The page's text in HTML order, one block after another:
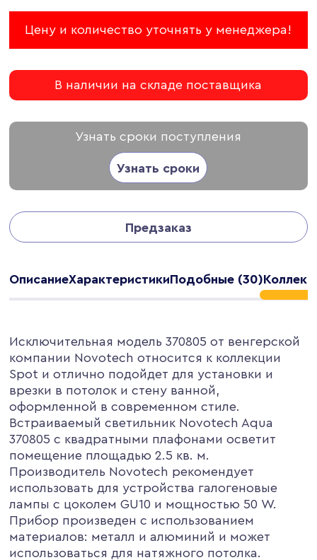
Цену и количество уточнять у менеджера!
В наличии на складе поставщика
Узнать сроки поступления
Узнать сроки
Предзаказ
ОписаниеХарактеристикиПодобные (30)
Исключительная модель 370805 от венгерской
компании Novotech относится к коллекции
Spot и отлично подойдет для установки и
врезки в потолок и стену ванной,
оформленной в современном стиле.
Встраиваемый светильник Novotech Aqua
370805 с квадратными плафонами осветит
помещение площадью 2.5 кв. м.
Производитель Novotech рекомендует
использовать для устройства галогеновые
лампы с цоколем GU10 и мощностью 50 W.
Прибор произведен с использованием
материалов: металл и алюминий и может
использоваться для натяжного потолка.